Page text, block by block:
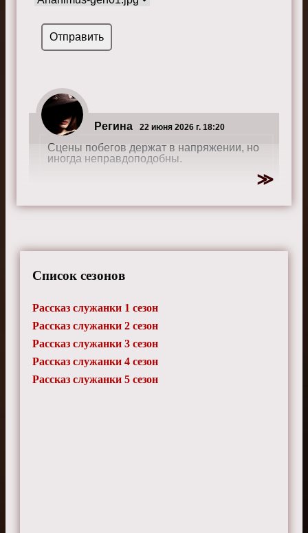
Регина 22 июня 2026 г. 18:20
Сцены побегов держат в напряжении, но
иногда неправдоподобны.
Сцены родов очень эмоциональны.
Берта 14 августа 2025 г. 17:15
Некоторые эпизоды кажутся лишними в
Список сезонов
Рассказ служанки 1 сезон
Рассказ служанки 2 сезон
Рассказ служанки 3 сезон
Рассказ служанки 4 сезон
Рассказ служанки 5 сезон